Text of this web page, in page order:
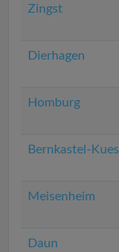
Zingst
Dierhagen
Homburg
Bernkastel-Kues
Meisenheim
Daun